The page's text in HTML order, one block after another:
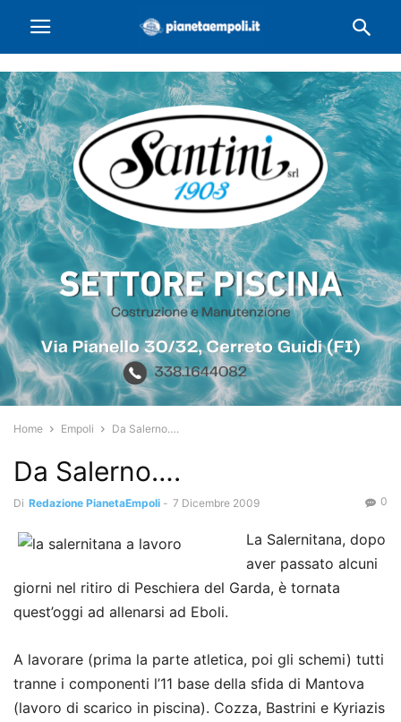
Home Empoli Da Salerno….
Da Salerno….
Di Redazione PianetaEmpoli - 7 Dicembre 2009 0
La Salernitana, dopo
aver passato alcuni
giorni nel ritiro di Peschiera del Garda, è tornata
quest’oggi ad allenarsi ad Eboli.
A lavorare (prima la parte atletica, poi gli schemi) tutti
tranne i componenti l’11 base della sfida di Mantova
(lavoro di scarico in piscina). Cozza, Bastrini e Kyriazis